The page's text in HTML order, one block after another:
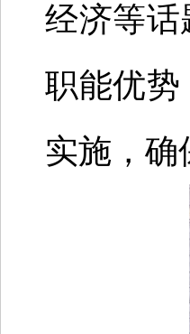
经济等话
职能优势
实施，确